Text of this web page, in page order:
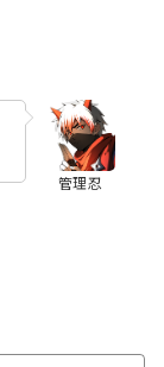
管理忍